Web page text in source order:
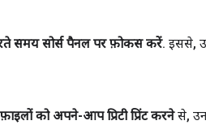
समय सोर्स पैनल पर फ़ोकस करें. इससे,
को अपने-आप प्रिटी प्रिंट करनेसे,